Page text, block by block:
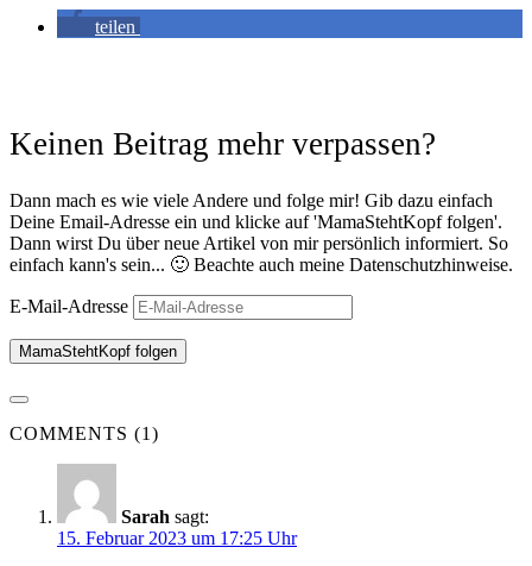
teilen
Keinen Beitrag mehr verpassen?
Dann mach es wie viele Andere und folge mir! Gib dazu einfach
Deine Email-Adresse ein und klicke auf 'MamaStehtKopf folgen'.
Dann wirst Du über neue Artikel von mir persönlich informiert. So
einfach kann's sein... 🙂 Beachte auch meine Datenschutzhinweise.
E-Mail-Adresse
MamaStehtKopf folgen
COMMENTS (1)
Sarah sagt:
15. Februar 2023 um 17:25 Uhr